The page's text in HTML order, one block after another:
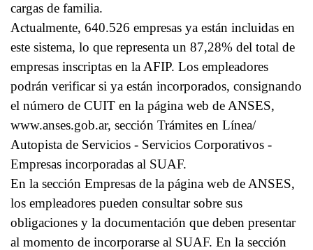
cargas de familia.
Actualmente, 640.526 empresas ya están incluidas en
este sistema, lo que representa un 87,28% del total de
empresas inscriptas en la AFIP. Los empleadores
podrán verificar si ya están incorporados, consignando
el número de CUIT en la página web de ANSES,
www.anses.gob.ar, sección Trámites en Línea/
Autopista de Servicios - Servicios Corporativos -
Empresas incorporadas al SUAF.
En la sección Empresas de la página web de ANSES,
los empleadores pueden consultar sobre sus
obligaciones y la documentación que deben presentar
al momento de incorporarse al SUAF. En la sección